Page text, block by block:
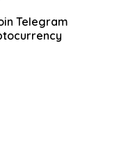
Telegram